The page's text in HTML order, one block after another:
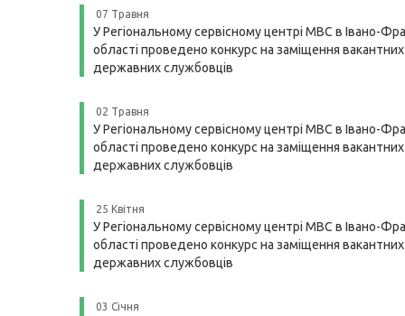
07 Травня
У Регіональному сервісному центрі МВС в Івано-
області проведено конкурс на заміщення
державних службовців
02 Травня
У Регіональному сервісному центрі МВС в Івано-
області проведено конкурс на заміщення
державних службовців
25 Квітня
У Регіональному сервісному центрі МВС в Івано-
області проведено конкурс на заміщення
державних службовців
03 Січня